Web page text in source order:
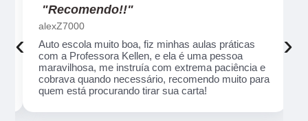
"Recomendo!!"
alexZ7000
Auto escola muito boa, fiz minhas aulas práticas
com a Professora Kellen, e ela é uma pessoa
maravilhosa, me instruía com extrema paciência e
cobrava quando necessário, recomendo muito para
quem está procurando tirar sua carta!
‹ ›